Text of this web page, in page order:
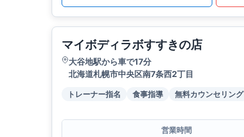
マイボディラボすすきの店
大谷地駅から車で17分
北海道札幌市中央区南7条西2丁目
トレーナー指名 食事指導 無料カウンセリング
営業時間